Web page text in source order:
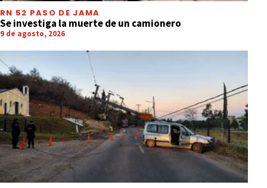
RN 52 PASO DE JAMA
Se investiga la muerte de un camionero
9 de agosto, 2026